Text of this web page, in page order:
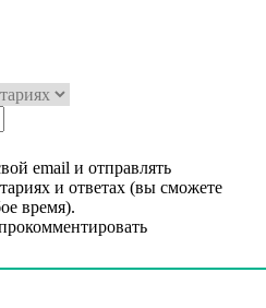
email и отправлять
и ответах (вы cможете
время).